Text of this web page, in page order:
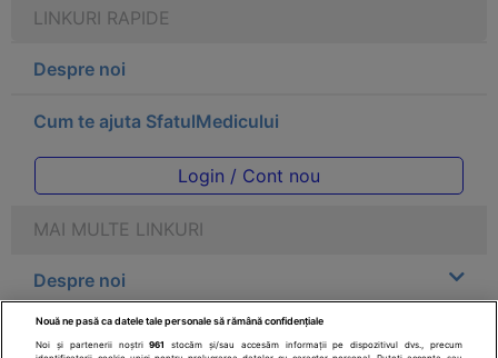
LINKURI RAPIDE
Despre noi
Cum te ajuta SfatulMedicului
Login / Cont nou
MAI MULTE LINKURI
Despre noi
Legal
Nouă ne pasă ca datele tale personale să rămână confidențiale
Noi și partenerii noștri961
stocăm și/sau accesăm informații pe dispozitivul dvs., precum